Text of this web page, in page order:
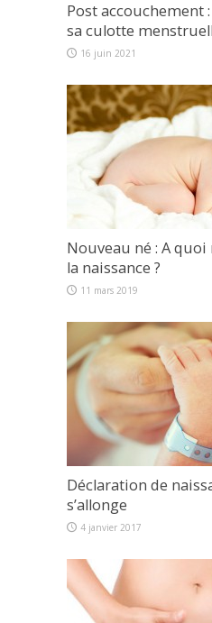
Post accouchement
sa culotte
16 juin 2021
Nouveau né : A quoi
la naissance ?
11 mars 2019
Déclaration de
s’allonge
4 janvier 2017